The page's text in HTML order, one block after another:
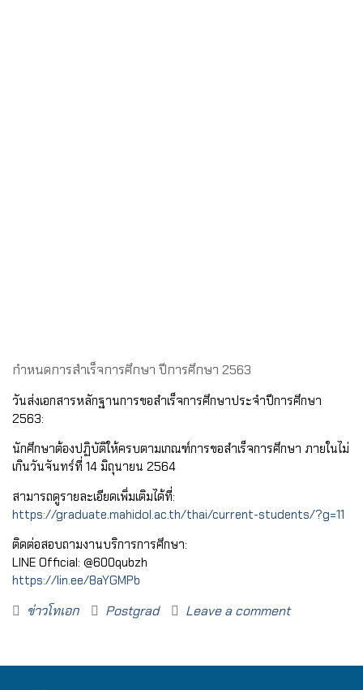
กำหนดการสำเร็จการศึกษา ปีการศึกษา 2563
วันส่งเอกสารหลักฐานการขอสำเร็จการศึกษาประจำปีการศึกษา
2563:
นักศึกษาต้องปฏิบัติให้ครบตามเกณฑ์การขอสำเร็จการศึกษา ภายในไม่
เกินวันจันทร์ที่ 14 มิถุนายน 2564
สามารถดูรายละเอียดเพิ่มเติมได้ที่:
https://graduate.mahidol.ac.th/thai/current-students/?g=11
ติดต่อสอบถามงานบริการการศึกษา:
LINE Official: @600qubzh
https://lin.ee/8aYGMPb
ข่าวโทเอก Postgrad Leave a comment